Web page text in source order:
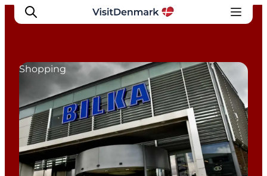
Inspiration
Regionen
Erlebnisse
Unterkünfte
Reiseplanung
Shopping